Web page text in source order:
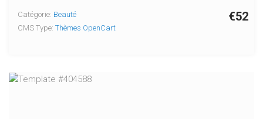
€52
Catégorie: Beauté
CMS Type: Thèmes OpenCart